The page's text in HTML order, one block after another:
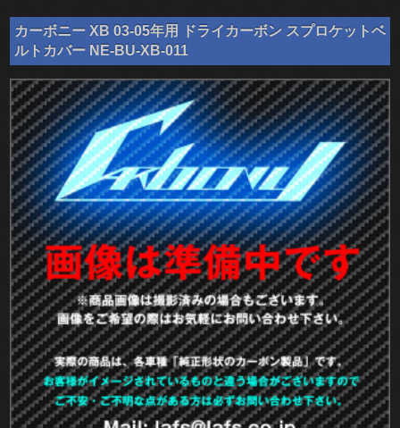
カーボニー XB 03-05年用 ドライカーボン スプロケットベ
ルトカバー NE-BU-XB-011